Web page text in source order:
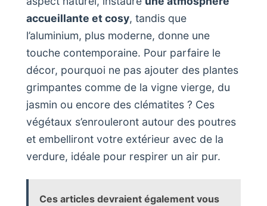
accueillante et cosy, tandis que
l’aluminium, plus moderne, donne une
touche contemporaine. Pour parfaire le
décor, pourquoi ne pas ajouter des plantes
grimpantes comme de la vigne vierge, du
jasmin ou encore des clématites ? Ces
végétaux s’enrouleront autour des poutres
et embelliront votre extérieur avec de la
verdure, idéale pour respirer un air pur.
Ces articles devraient également vous